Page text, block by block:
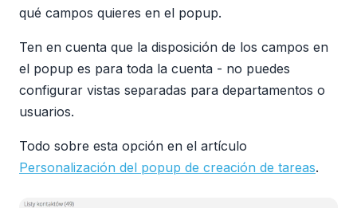
qué campos quieres en el popup.
Ten en cuenta que la disposición de los campos en
el popup es para toda la cuenta - no puedes
configurar vistas separadas para departamentos o
usuarios.
Todo sobre esta opción en el artículo
Personalización del popup de creación de tareas.